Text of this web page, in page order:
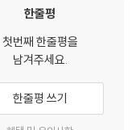
위한 책이다. 이 책을 이
, 암호화가 필요한 이유,
한줄평
첫번째 한줄평을
남겨주세요.
한줄평 쓰기